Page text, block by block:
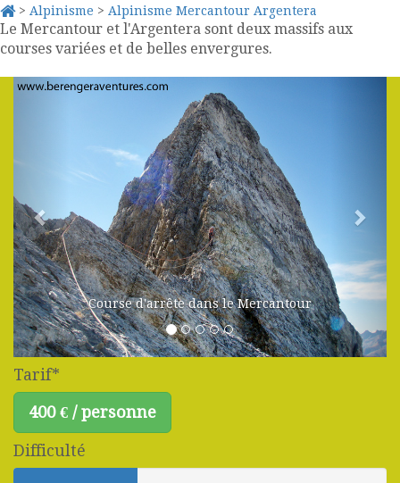
> Alpinisme > Alpinisme Mercantour Argentera
Le Mercantour et l'Argentera sont deux massifs aux
courses variées et de belles envergures.
Course d'arrête dans le Mercantour
Tarif*
400 € / personne
Difficulté